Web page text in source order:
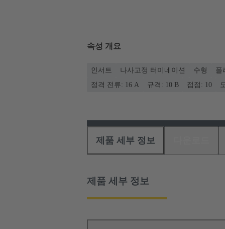
속성 개요
인서트 나사고정 터미네이션 수형 폴
정격 전류: ‌16 A
규격: 10 B 접점: 10
제품 세부 정보
제품 세부 정보